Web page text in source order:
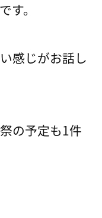
す。
感じがお話し
の予定も1件